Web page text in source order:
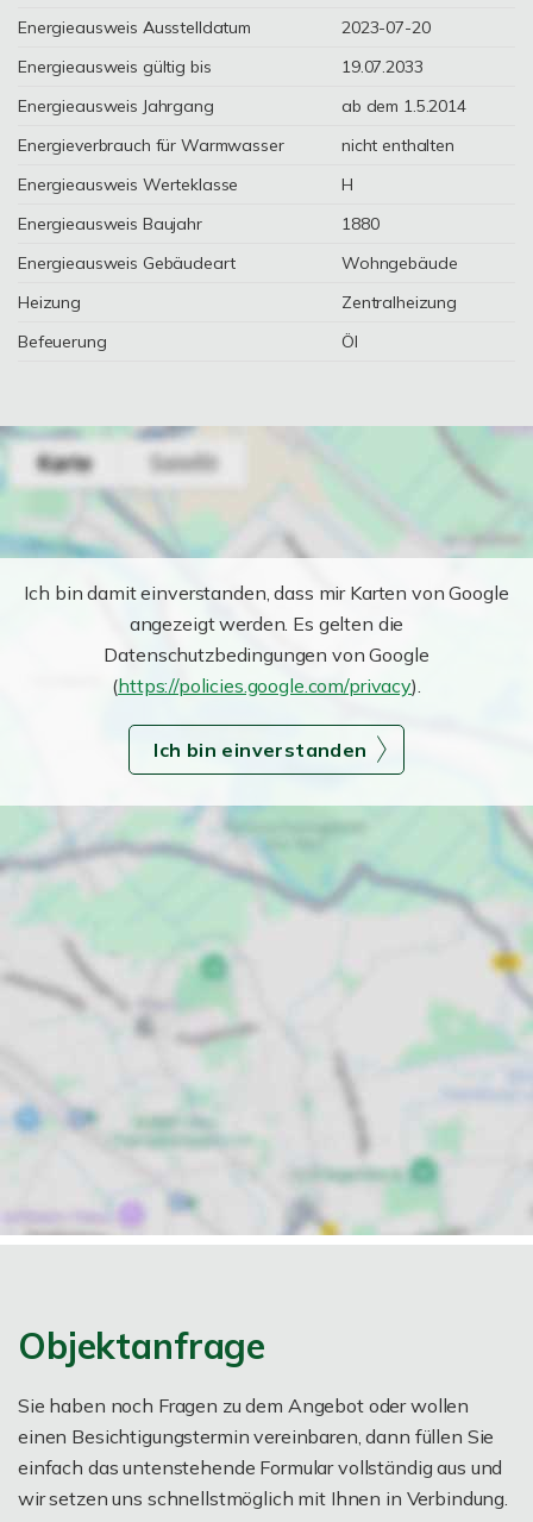
Energieausweis Ausstelldatum
2023-07-20
Energieausweis gültig bis
19.07.2033
Energieausweis Jahrgang
ab dem 1.5.2014
Energieverbrauch für Warmwasser
nicht enthalten
Energieausweis Werteklasse
H
Energieausweis Baujahr
1880
Energieausweis Gebäudeart
Wohngebäude
Heizung
Zentralheizung
Befeuerung
Öl
Ich bin damit einverstanden, dass mir Karten von Google
angezeigt werden. Es gelten die
Datenschutzbedingungen von Google
(https://policies.google.com/privacy).
Ich bin einverstanden
Objektanfrage
Sie haben noch Fragen zu dem Angebot oder wollen
einen Besichtigungstermin vereinbaren, dann füllen Sie
einfach das untenstehende Formular vollständig aus und
wir setzen uns schnellstmöglich mit Ihnen in Verbindung.